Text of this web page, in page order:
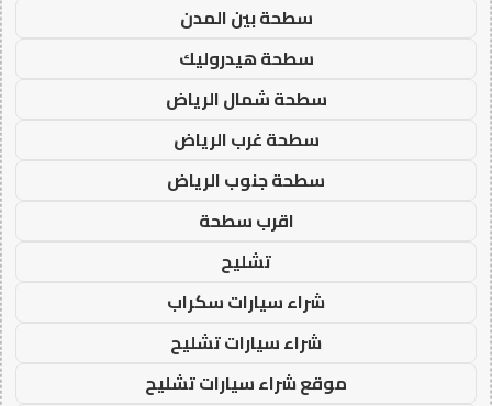
سطحة بين المدن
سطحة هيدروليك
سطحة شمال الرياض
سطحة غرب الرياض
سطحة جنوب الرياض
اقرب سطحة
تشليح
شراء سيارات سكراب
شراء سيارات تشليح
موقع شراء سيارات تشليح